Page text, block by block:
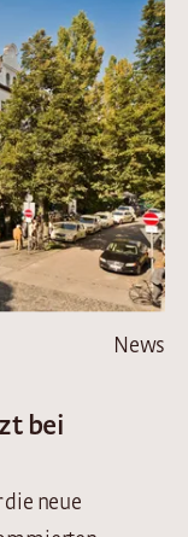
News
bei
die neue